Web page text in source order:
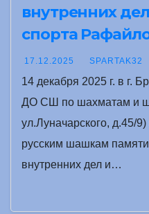
внутренних
спорта
17.12.2025 SPARTAK32
14 декабря 2025 г. в г.
ДО СШ по шахматам и
ул.Луначарского, д.45/
русским шашкам
внутренних дел и…